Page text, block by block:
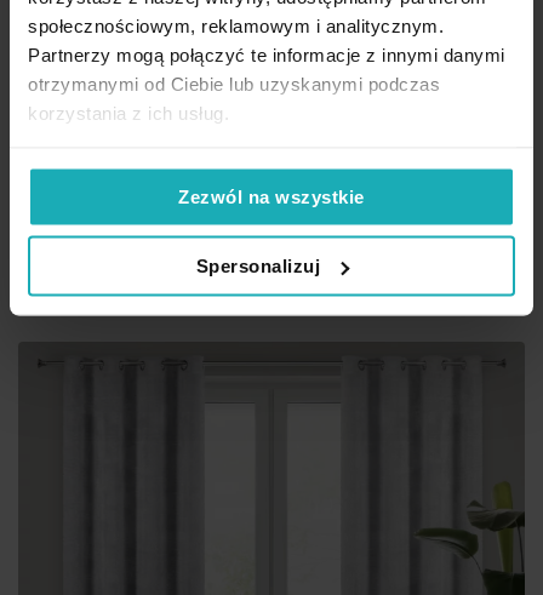
społecznościowym, reklamowym i analitycznym.
Partnerzy mogą połączyć te informacje z innymi danymi
otrzymanymi od Ciebie lub uzyskanymi podczas
korzystania z ich usług.
Zezwól na wszystkie
Spersonalizuj
Zasłona biała z moherowej tkaniny 140x250 cm przelotka AGIS
Eurofirany
49,40 zł
Najniższa cena z 30 dni przed obniżką:
Dodaj do koszyka
Inne rozmiary i sposoby zawieszenia(2)
Outlet